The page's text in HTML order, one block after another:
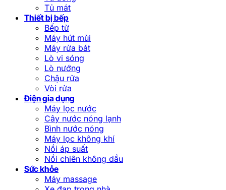
Tủ mát
Thiết bị bếp
Bếp từ
Máy hút mùi
Máy rửa bát
Lò vi sóng
Lò nướng
Chậu rửa
Vòi rửa
Điện gia dụng
Máy lọc nước
Cây nước nóng lạnh
Bình nước nóng
Máy lọc không khí
Nồi áp suất
Nồi chiên không dầu
Sức khỏe
Máy massage